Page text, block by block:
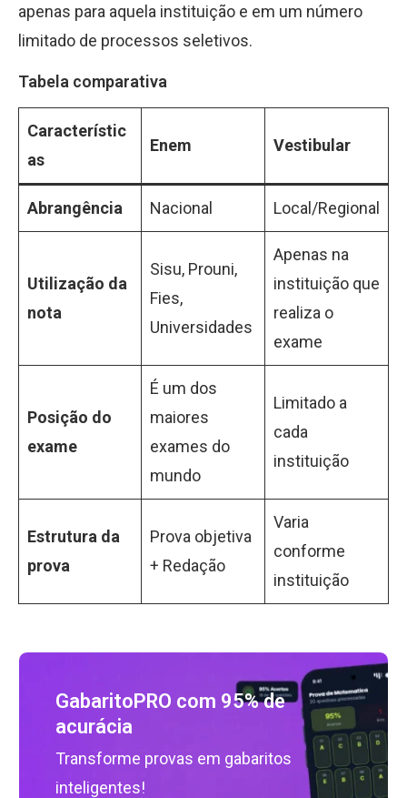
apenas para aquela instituição e em um número
limitado de processos seletivos.
Tabela comparativa
Característic
as
Enem Vestibular
Abrangência Nacional Local/Regional
Utilização da
nota
Sisu, Prouni,
Fies,
Universidades
Apenas na
instituição que
realiza o
exame
Posição do
exame
É um dos
maiores
exames do
mundo
Limitado a
cada
instituição
Estrutura da
prova
Prova objetiva
+ Redação
Varia
conforme
instituição
GabaritoPRO com 95% de
acurácia
Transforme provas em gabaritos
inteligentes!